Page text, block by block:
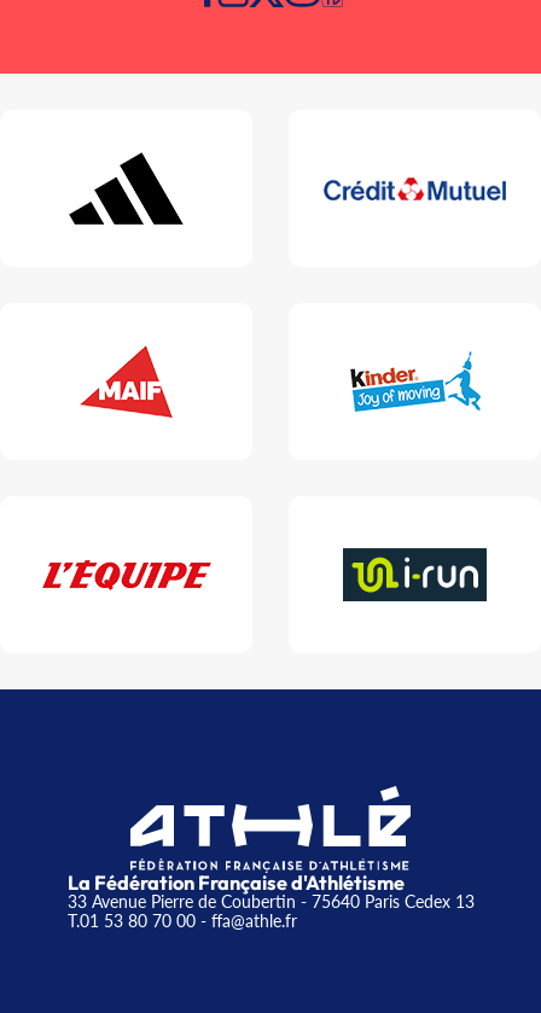
La Fédération Française d'Athlétisme
33 Avenue Pierre de Coubertin - 75640 Paris Cedex 13
T.01 53 80 70 00- ffa@athle.fr